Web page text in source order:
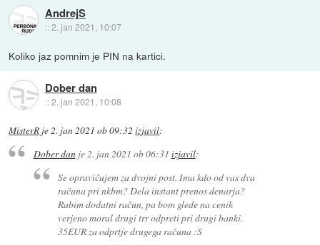
AndrejS
::2. jan 2021, 10:07
Koliko jaz pomnim je PIN na kartici.
Dober dan
::2. jan 2021, 10:08
MisterR je2. jan 2021 ob 09:32 izjavil:
Dober danje2. jan 2021 ob 06:31 izjavil:
Se opravičujem za dvojni post. Ima kdo od vas dva
računa pri nkbm? Dela instant prenos denarja?
Rabim dodatni račun, pa bom glede na cenik
verjeno moral drugi trr odpreti pri drugi banki.
35EUR za odprtje drugega računa :S